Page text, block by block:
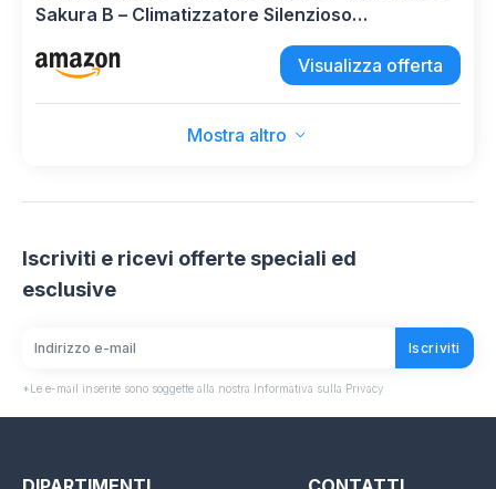
Sakura B – Climatizzatore Silenzioso
Caldo/Freddo Pompa di Calore A++/A+ con Gas
R32, Modalità Turbo, Sleep, Timer 24H, Auto
Visualizza offerta
Mostra altro
Iscriviti e ricevi offerte speciali ed
esclusive
Iscriviti
*Le e-mail inserite sono soggette alla nostra Informativa sulla Privacy